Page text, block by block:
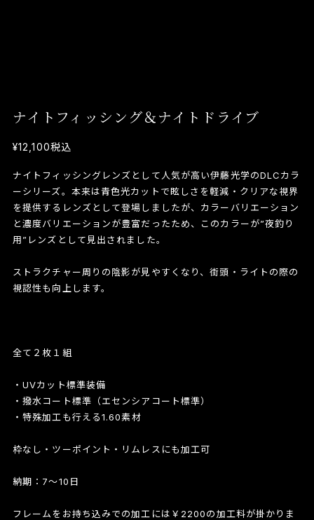
ナイトフィッシング＆ナイトドライブ
¥12,100税込
ナイトフィッシングレンズとして人気が高い伊藤光学のDLCカラ
ーシリーズ。本来は青色光カットで眩しさを軽減・クリアな視界
を提供するレンズとして登場しましたが、カラーバリエーション
と濃度バリエーションが豊富だったため、このカラーが”夜釣り
用”レンズとして見出されました。
ストラクチャー周りの陰影が見やすくなり、街頭・ライトの際の
視認性も向上します。
全て２枚１組
・UVカット標準装備
・撥水コート標準（エセンシアコート標準）
・特殊加工も行える1.60素材
枠なし・ツーポイント・リムレスにも加工可
納期：7～10日
フレームをお持ち込みでの加工には￥2200の加工料が掛かりま